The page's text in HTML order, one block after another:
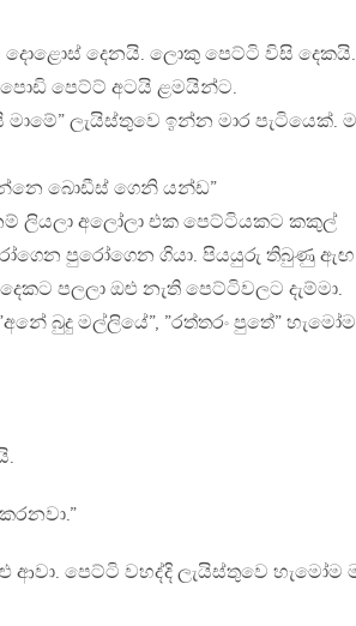
දොළොස් දෙනයි. ලොකු පෙට්ටි විසි දෙකයි.
පෙට්ට් අටයි ළමයින්ට.
ලැයිස්තුවෙ ඉන්න මාර පැටියෙක්.
බොඩීස් ගෙනි යන්ඩ”
ලියලා අලෝලා එක පෙට්ටියකට කකුල්
පුරෝගෙන ගියා. පියයුරු තිබුණු ඇඟ
පලලා ඔළු නැති පෙට්ටිවලට දැම්මා.
බුදු මල්ලියේ”, ”රත්තරං පුතේ”
පෙට්ටි වහද්දි ලැයිස්තුවෙ හැමෝම